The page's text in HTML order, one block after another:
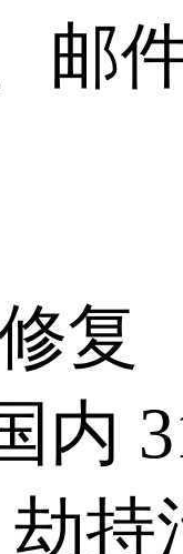
邮
复
内
劫